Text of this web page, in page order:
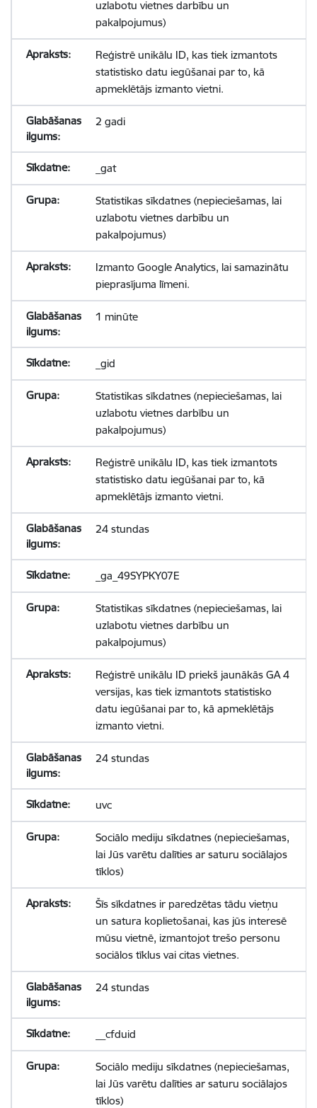
uzlabotu vietnes darbību un
pakalpojumus)
Reģistrē unikālu ID, kas tiek izmantots
statistisko datu iegūšanai par to, kā
apmeklētājs izmanto vietni.
2 gadi
_gat
Statistikas sīkdatnes (nepieciešamas, lai
uzlabotu vietnes darbību un
pakalpojumus)
Izmanto Google Analytics, lai samazinātu
pieprasījuma līmeni.
1 minūte
_gid
Statistikas sīkdatnes (nepieciešamas, lai
uzlabotu vietnes darbību un
pakalpojumus)
Reģistrē unikālu ID, kas tiek izmantots
statistisko datu iegūšanai par to, kā
apmeklētājs izmanto vietni.
24 stundas
_ga_49SYPKY07E
Statistikas sīkdatnes (nepieciešamas, lai
uzlabotu vietnes darbību un
pakalpojumus)
Reģistrē unikālu ID priekš jaunākās GA 4
versijas, kas tiek izmantots statistisko
datu iegūšanai par to, kā apmeklētājs
izmanto vietni.
24 stundas
uvc
Sociālo mediju sīkdatnes (nepieciešamas,
lai Jūs varētu dalīties ar saturu sociālajos
tīklos)
Šīs sīkdatnes ir paredzētas tādu vietņu
un satura koplietošanai, kas jūs interesē
mūsu vietnē, izmantojot trešo personu
sociālos tīklus vai citas vietnes.
24 stundas
__cfduid
Sociālo mediju sīkdatnes (nepieciešamas,
lai Jūs varētu dalīties ar saturu sociālajos
tīklos)